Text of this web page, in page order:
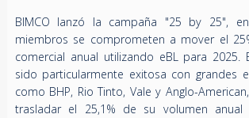
BIMCO lanzó la campaña "25 by 25",
miembros se comprometen a mover el
comercial anual utilizando eBL para 2025.
sido particularmente exitosa con grandes
como BHP, Rio Tinto, Vale y Anglo-
trasladar el 25,1% de su volumen